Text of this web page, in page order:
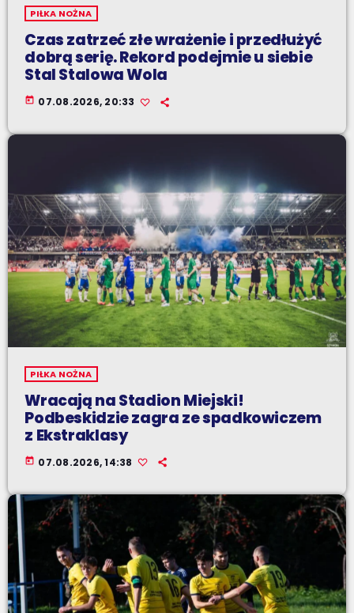
PIŁKA NOŻNA
Czas zatrzeć złe wrażenie i przedłużyć
dobrą serię. Rekord podejmie u siebie
Stal Stalowa Wola
today 07.08.2026, 20:33
PIŁKA NOŻNA
Wracają na Stadion Miejski!
Podbeskidzie zagra ze spadkowiczem
z Ekstraklasy
today 07.08.2026, 14:38